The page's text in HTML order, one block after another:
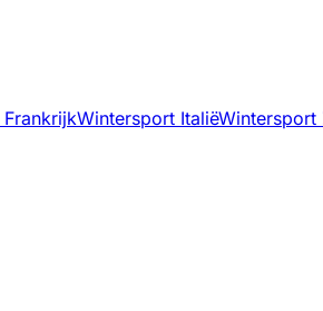
Wintersport ItaliëWintersport